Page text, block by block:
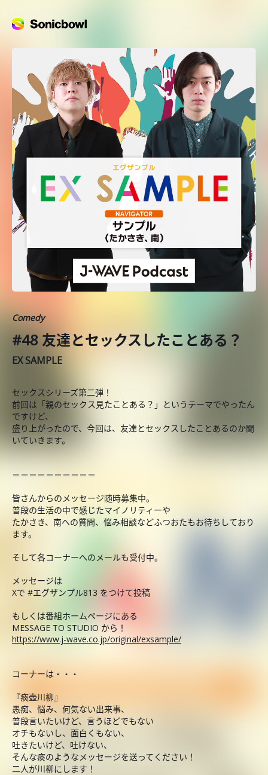
Comedy
#48 友達とセックスしたことある？
EX SAMPLE
セックスシリーズ第二弾！
前回は「親のセックス見たことある？」というテーマでやったん
ですけど、
盛り上がったので、今回は、友達とセックスしたことあるのか聞
いていきます。
＝＝＝＝＝＝＝＝＝＝
皆さんからのメッセージ随時募集中。
普段の生活の中で感じたマイノリティーや
たかさき、南への質問、悩み相談などふつおたもお待ちしており
ます。
そして各コーナーへのメールも受付中。
メッセージは
Xで #エグザンプル813 をつけて投稿
もしくは番組ホームページにある
MESSAGE TO STUDIO から！
https://www.j-wave.co.jp/original/exsample/
コーナーは・・・
『痰壺川柳』
愚痴、悩み、何気ない出来事、
普段言いたいけど、言うほどでもない
オチもないし、面白くもない、
吐きたいけど、吐けない、
そんな痰のようなメッセージを送ってください！
二人が川柳にします！